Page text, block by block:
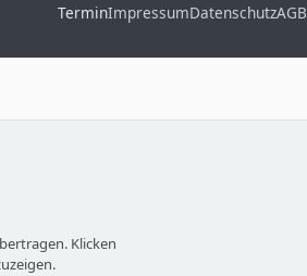
TerminImpressumDatenschutzAGB
Klicken